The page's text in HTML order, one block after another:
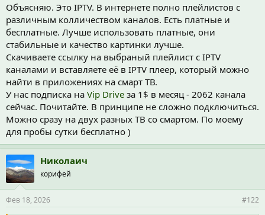
Объясняю. Это IPTV. В интернете полно плейлистов с
различным колличеством каналов. Есть платные и
бесплатные. Лучше использовать платные, они
стабильные и качество картинки лучше.
Скачиваете ссылку на выбраный плейлист с IPTV
каналами и вставляете её в IPTV плеер, который можно
найти в приложениях на смарт ТВ.
У нас подписка на Vip Drive за 1$ в месяц - 2062 канала
сейчас. Почитайте. В принципе не сложно подключиться.
Можно сразу на двух разных ТВ со смартом. По моему
для пробы сутки бесплатно )
Николаич
корифей
Фев 18, 2026 #122